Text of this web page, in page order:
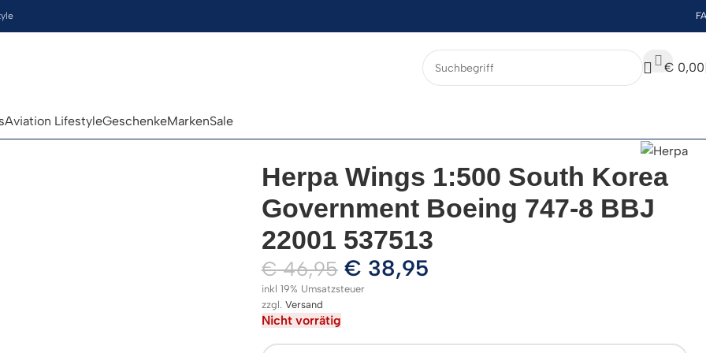
€ 0,00
Aviation LifestyleGeschenkeMarkenSale
Herpa Wings 1:500 South Korea
Government Boeing 747-8 BBJ
22001 537513
€46,95 € 38,95
inkl 19% Umsatzsteuer
zzgl. Versand
Nicht vorrätig